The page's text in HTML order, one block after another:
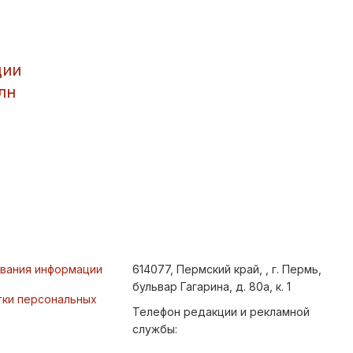
информации
персональных
614077, Пермский край, , г. Пермь,
бульвар Гагарина, д. 80а, к. 1
Телефон редакции и рекламной
службы: